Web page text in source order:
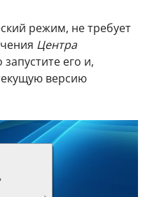
режим, не требует
Центра
его и,
версию